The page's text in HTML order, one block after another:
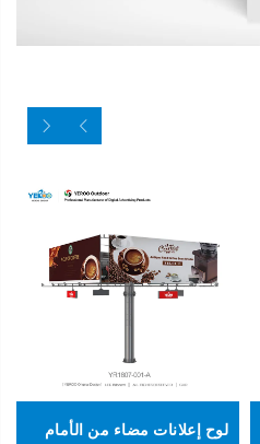
لوح إعلانات مضاء من الأمام